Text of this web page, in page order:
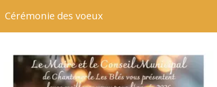
Cérémonie des voeux